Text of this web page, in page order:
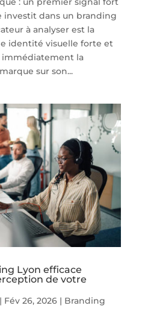
investit dans un branding
à analyser est la
identité visuelle forte et
la
sur son...
Lyon efficace
de votre
| Fév 26, 2026| Branding